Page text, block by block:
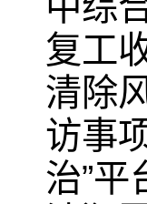
复工
清除
访事
治”平